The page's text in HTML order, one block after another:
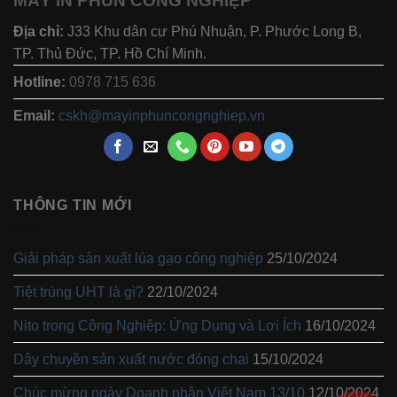
Địa chỉ: J33 Khu dân cư Phú Nhuận, P. Phước Long B,
TP. Thủ Đức, TP. Hồ Chí Minh.
Hotline: 0978 715 636
Email: cskh@mayinphuncongnghiep.vn
THÔNG TIN MỚI
Giải pháp sản xuất lúa gạo công nghiệp 25/10/2024
Tiệt trùng UHT là gì? 22/10/2024
Nito trong Công Nghiệp: Ứng Dụng và Lợi Ích 16/10/2024
Dây chuyền sản xuất nước đóng chai 15/10/2024
Chúc mừng ngày Doanh nhân Việt Nam 13/10 12/10/2024